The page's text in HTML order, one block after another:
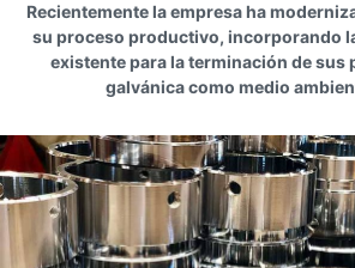
Recientemente la empresa ha
su proceso productivo, incorporando
existente para la terminación de sus
galvánica como medio